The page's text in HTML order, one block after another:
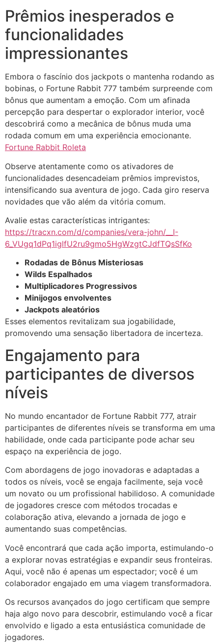
Prêmios inesperados e
funcionalidades
impressionantes
Embora o fascínio dos jackpots o mantenha rodando as
bobinas, o Fortune Rabbit 777 também surpreende com
bônus que aumentam a emoção. Com um afinada
percepção para despertar o explorador interior, você
descobrirá como a mecânica de bônus muda uma
rodada comum em uma experiência emocionante.
Fortune Rabbit Roleta
Observe atentamente como os ativadores de
funcionalidades desencadeiam prêmios imprevistos,
intensificando sua aventura de jogo. Cada giro reserva
novidades que vão além da vitória comum.
Avalie estas características intrigantes:
https://tracxn.com/d/companies/vera-john/__I-
6_VUgq1dPq1iglfU2ru9gmo5HgWzgtCJdfTQsSfKo
Rodadas de Bônus Misteriosas
Wilds Espalhados
Multiplicadores Progressivos
Minijogos envolventes
Jackpots aleatórios
Esses elementos revitalizam sua jogabilidade,
promovendo uma sensação libertadora de incerteza.
Engajamento para
participantes de diversos
níveis
No mundo encantador de Fortune Rabbit 777, atrair
participantes de diferentes níveis se transforma em uma
habilidade, onde cada participante pode achar seu
espaço na experiência de jogo.
Com abordagens de jogo inovadoras e adaptadas a
todos os níveis, você se engaja facilmente, seja você
um novato ou um profissional habilidoso. A comunidade
de jogadores cresce com métodos trocadas e
colaboração ativa, elevando a jornada de jogo e
aumentando suas competências.
Você encontrará que cada ação importa, estimulando-o
a explorar novas estratégias e expandir seus fronteiras.
Aqui, você não é apenas um espectador; você é um
colaborador engajado em uma viagem transformadora.
Os recursos avançados do jogo certificam que sempre
haja algo novo para descobrir, estimulando você a ficar
envolvido e ligado a esta entusiástica comunidade de
jogadores.